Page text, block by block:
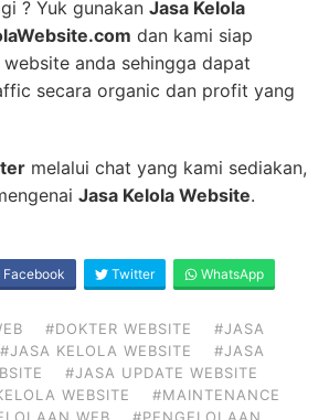
? Yuk gunakan Jasa Kelola
dan kami siap
anda sehingga dapat
secara organic dan profit yang
melalui chat yang kami sediakan,
Jasa Kelola Website.
Facebook Twitter WhatsApp
#DOKTER WEBSITE
#JASA
#JASA KELOLA WEBSITE
#JASA
#JASA UPDATE WEBSITE
WEBSITE
#MAINTENANCE